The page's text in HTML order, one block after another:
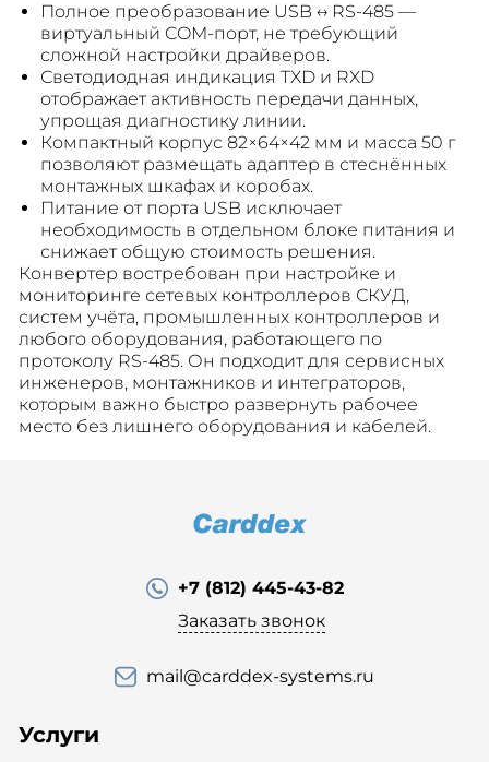
Полное преобразование USB ↔ RS-485 —
виртуальный COM-порт, не требующий
сложной настройки драйверов.
Светодиодная индикация TXD и RXD
отображает активность передачи данных,
упрощая диагностику линии.
Компактный корпус 82×64×42 мм и масса 50 г
позволяют размещать адаптер в стеснённых
монтажных шкафах и коробах.
Питание от порта USB исключает
необходимость в отдельном блоке питания и
снижает общую стоимость решения.
Конвертер востребован при настройке и
мониторинге сетевых контроллеров СКУД,
систем учёта, промышленных контроллеров и
любого оборудования, работающего по
протоколу RS-485. Он подходит для сервисных
инженеров, монтажников и интеграторов,
которым важно быстро развернуть рабочее
место без лишнего оборудования и кабелей.
+7 (812) 445-43-82
Заказать звонок
mail@carddex-systems.ru
Услуги